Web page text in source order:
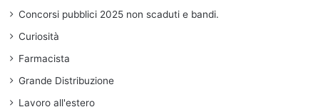
Concorsi pubblici 2025 non scaduti e bandi.
Curiosità
Farmacista
Grande Distribuzione
Lavoro all'estero